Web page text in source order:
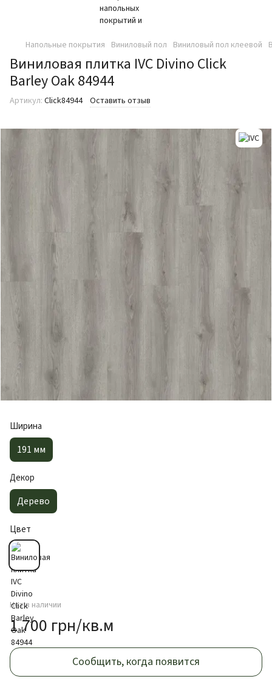
Напольные покрытия Виниловый пол Виниловый пол клеевой
Виниловая плитка IVC Divino Click
Barley Oak 84944
Артикул: Click84944 Оставить отзыв
Ширина
191 мм
Декор
Дерево
Цвет
Нет в наличии
1 700 грн/кв.м
Сообщить, когда появится